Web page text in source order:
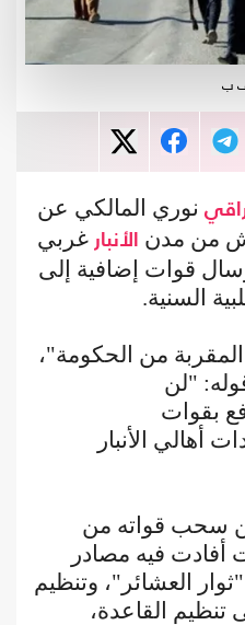
ف ب
نوري المالكي عن
من مدن
الأنبار غربي
قوات إضافية إلى
السنية.
من الحكومة"،
"لن
بقوات
أهالي الأنبار
سحب قواته من
أفادت فيه مصادر
العشائر"، وتنظيم
القاعدة،